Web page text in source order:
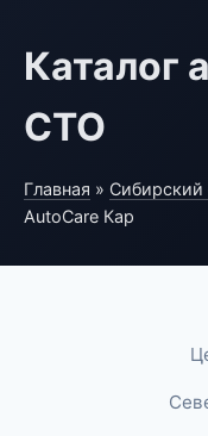
Каталог
СТО
Главная » Сибирский
AutoCare Кар